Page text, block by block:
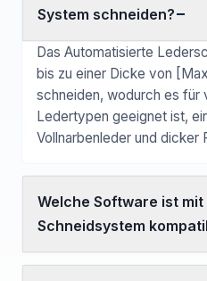
System schneiden?
Das Automatisierte
bis zu einer Dicke von
schneiden, wodurch es für
Ledertypen geeignet ist,
Vollnarbenleder und dicker
Welche Software ist mit
Schneidsystem